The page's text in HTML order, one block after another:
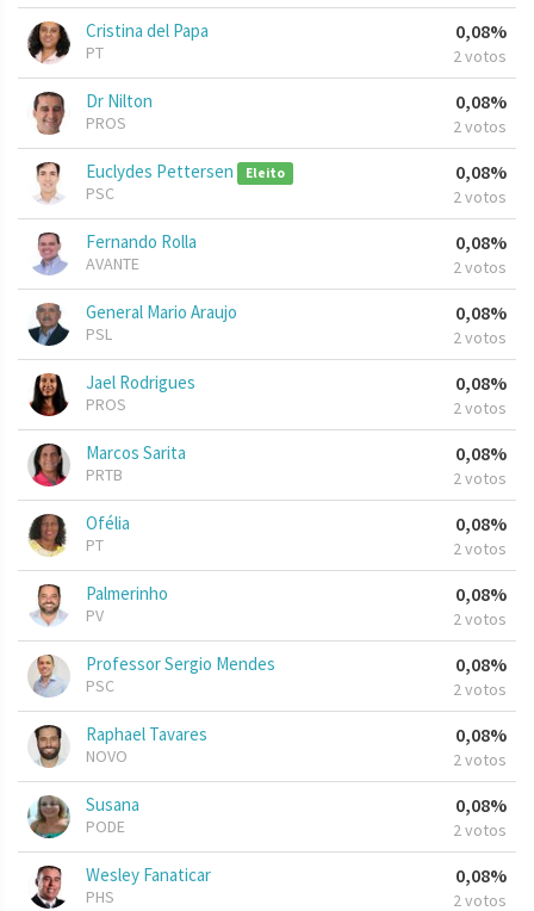
Cristina del Papa
PT
0,08%
2 votos
Dr Nilton
PROS
0,08%
2 votos
Euclydes Pettersen Eleito
PSC
0,08%
2 votos
Fernando Rolla
AVANTE
0,08%
2 votos
General Mario Araujo
PSL
0,08%
2 votos
Jael Rodrigues
PROS
0,08%
2 votos
Marcos Sarita
PRTB
0,08%
2 votos
Ofélia
PT
0,08%
2 votos
Palmerinho
PV
0,08%
2 votos
Professor Sergio Mendes
PSC
0,08%
2 votos
Raphael Tavares
NOVO
0,08%
2 votos
Susana
PODE
0,08%
2 votos
Wesley Fanaticar
PHS
0,08%
2 votos